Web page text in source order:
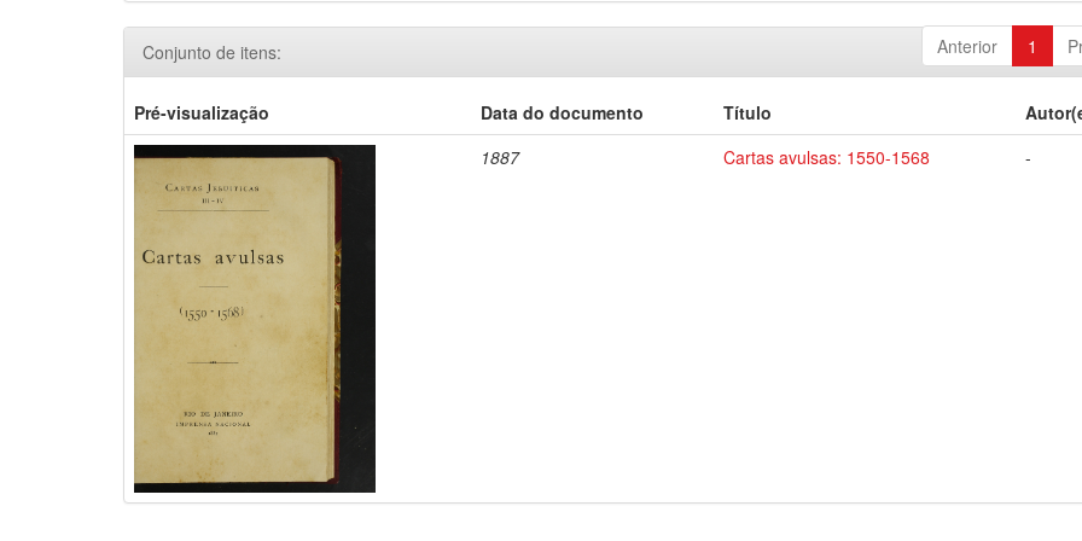
Anterior 1
Conjunto de itens:
Pré-visualização Data do documento Título
1887
Cartas avulsas: 1550-1568 -